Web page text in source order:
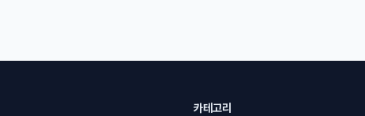
카테고리